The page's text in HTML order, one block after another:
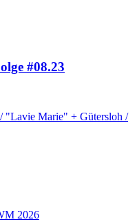
#08.23
"Lavie Marie" + Gütersloh /
2026